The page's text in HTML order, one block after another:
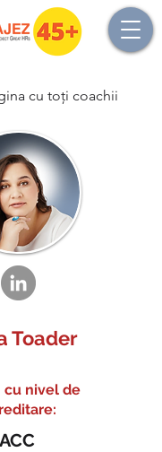
cu toți coachii
Toader
cu nivel de
ACC